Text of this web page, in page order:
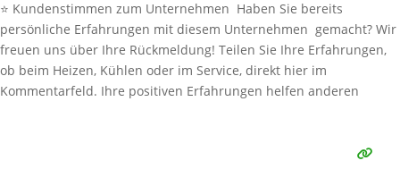
⭐ Kundenstimmen zum Unternehmen Haben Sie bereits
persönliche Erfahrungen mit diesem Unternehmen gemacht? Wir
freuen uns über Ihre Rückmeldung! Teilen Sie Ihre Erfahrungen,
ob beim Heizen, Kühlen oder im Service, direkt hier im
Kommentarfeld. Ihre positiven Erfahrungen helfen anderen